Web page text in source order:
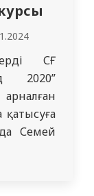
СҒҚ
2020”
Семей
Бұл –